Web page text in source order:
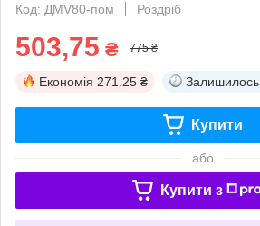
Код: ДМV80-пом
Роздріб
503,75 ₴ 775 ₴
Економія 271.25 ₴ Залишилось
Купити
або
Купити з